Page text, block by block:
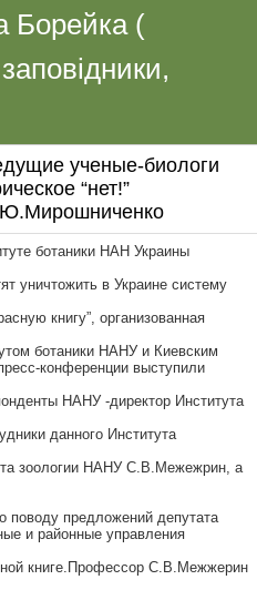
Борейка (
ученые-биологи
“нет!”
Ю.Мирошниченко
ботаники НАН Украины
уничтожить в Украине систему
книгу”, организованная
ботаники НАНУ и Киевским
конференции выступили
НАНУ -директор Института
данного Института
зоологии НАНУ С.В.Межежрин, а
поводу предложений депутата
и районные управления
книге.Профессор С.В.Межжерин